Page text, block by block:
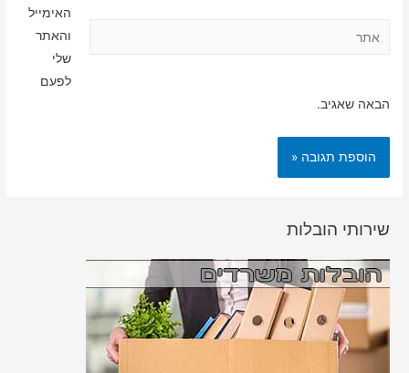
האימייל
והאתר
שלי
לפעם
הבאה שאגיב.
שירותי הובלות